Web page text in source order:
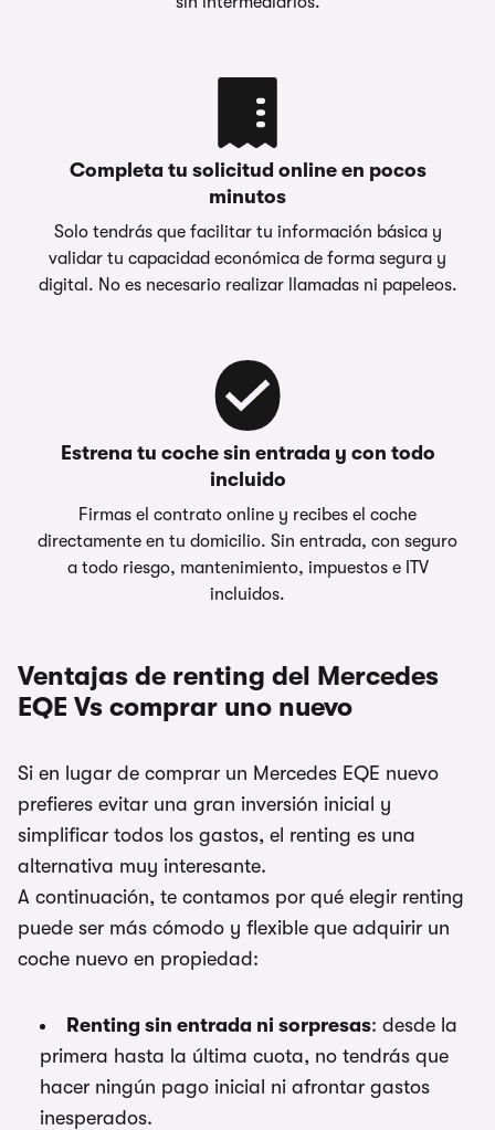
Completa tu solicitud online en pocos
minutos
Solo tendrás que facilitar tu información básica y
validar tu capacidad económica de forma segura y
digital. No es necesario realizar llamadas ni papeleos.
Estrena tu coche sin entrada y con todo
incluido
Firmas el contrato online y recibes el coche
directamente en tu domicilio. Sin entrada, con seguro
a todo riesgo, mantenimiento, impuestos e ITV
incluidos.
Ventajas de renting del Mercedes
EQE Vs comprar uno nuevo
Si en lugar de comprar un Mercedes EQE nuevo
prefieres evitar una gran inversión inicial y
simplificar todos los gastos, el renting es una
alternativa muy interesante.
A continuación, te contamos por qué elegir renting
puede ser más cómodo y flexible que adquirir un
coche nuevo en propiedad:
Renting sin entrada ni sorpresas: desde la
primera hasta la última cuota, no tendrás que
hacer ningún pago inicial ni afrontar gastos
inesperados.